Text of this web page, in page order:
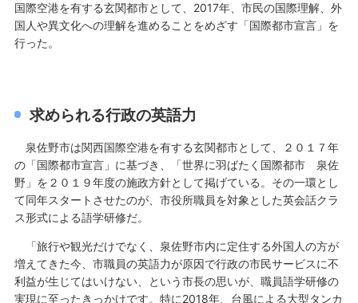
国際空港を有する玄関都市として、2017年、市民の国際理解、外
国人や異文化への理解を進めることをめざす「国際都市宣言」を
行った。
求められる行政の英語力
泉佐野市は関西国際空港を有する玄関都市として、２０１７年
の「国際都市宣言」に基づき、「世界に羽ばたく国際都市 泉佐
野」を２０１９年度の施政方針として掲げている。その一環とし
て同年スタートさせたのが、市役所職員を対象とした英会話クラ
ス形式による語学研修だ。
「旅行や観光だけでなく、泉佐野市内に定住する外国人の方が
増えてきた今、市職員の英語力が原因で行政の市民サービスに不
利益が生じてはいけない、という市長の思いが、職員語学研修の
実現に至ったきっかけです。特に2018年、台風による大型タンカ